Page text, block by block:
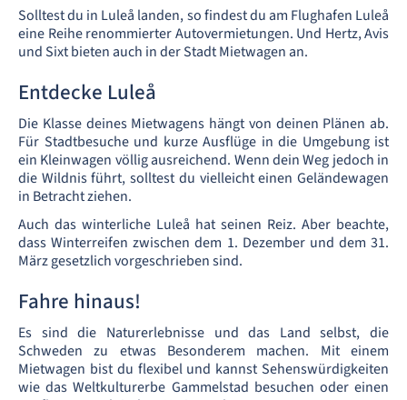
Solltest du in Luleå landen, so findest du am Flughafen Luleå
eine Reihe renommierter Autovermietungen. Und Hertz, Avis
und Sixt bieten auch in der Stadt Mietwagen an.
Entdecke Luleå
Die Klasse deines Mietwagens hängt von deinen Plänen ab.
Für Stadtbesuche und kurze Ausflüge in die Umgebung ist
ein Kleinwagen völlig ausreichend. Wenn dein Weg jedoch in
die Wildnis führt, solltest du vielleicht einen Geländewagen
in Betracht ziehen.
Auch das winterliche Luleå hat seinen Reiz. Aber beachte,
dass Winterreifen zwischen dem 1. Dezember und dem 31.
März gesetzlich vorgeschrieben sind.
Fahre hinaus!
Es sind die Naturerlebnisse und das Land selbst, die
Schweden zu etwas Besonderem machen. Mit einem
Mietwagen bist du flexibel und kannst Sehenswürdigkeiten
wie das Weltkulturerbe Gammelstad besuchen oder einen